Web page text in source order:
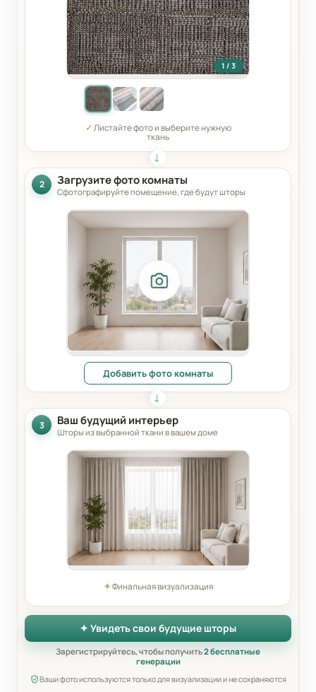
1 / 3
✓Листайте фото и выберите нужную
ткань
2 Загрузите фото комнаты
Сфотографируйте помещение, где будут шторы
Добавить фото комнаты
3 Ваш будущий интерьер
Шторы из выбранной ткани в вашем доме
✦Финальная визуализация
✦ Увидеть свои будущие шторы
Зарегистрируйтесь, чтобы получить2 бесплатные
генерации
Ваши фото используются только для визуализации и не сохраняются